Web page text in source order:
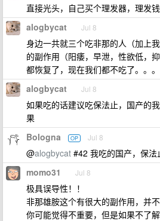
直接光头，自己买个理发器，理发
alogbycat Jul 8
身边一共就三个吃非那的人（加上
的副作用（阳痿，早泄，性欲低，
都恢复了，现在我们都不吃了。。。
alogbycat Jul 8
如果吃的话建议吃保法止，国产的
果
Bologna OP Jul 8
@alogbycat #42 我吃的国产，保法
momo31 Jul 8
极具误导性！！
非那雄胺这个有很大的副作用，并
你可能觉得不重要，但是如果不了